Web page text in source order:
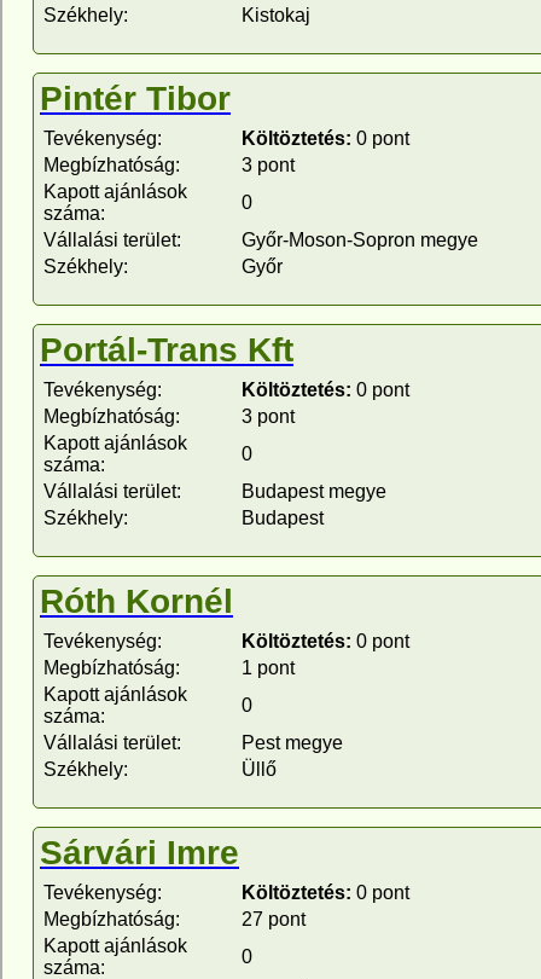
Székhely: Kistokaj
Pintér Tibor
Tevékenység: Költöztetés: 0 pont
Megbízhatóság:
3 pont
Kapott ajánlások
száma:
0
Vállalási terület:
Győr-Moson-Sopron megye
Székhely:
Győr
Portál-Trans Kft
Tevékenység: Költöztetés: 0 pont
Megbízhatóság:
3 pont
Kapott ajánlások
száma:
0
Vállalási terület:
Budapest megye
Székhely:
Budapest
Róth Kornél
Tevékenység: Költöztetés: 0 pont
Megbízhatóság:
1 pont
Kapott ajánlások
száma:
0
Vállalási terület:
Pest megye
Székhely:
Üllő
Sárvári Imre
Tevékenység: Költöztetés: 0 pont
Megbízhatóság:
27 pont
Kapott ajánlások
száma:
0